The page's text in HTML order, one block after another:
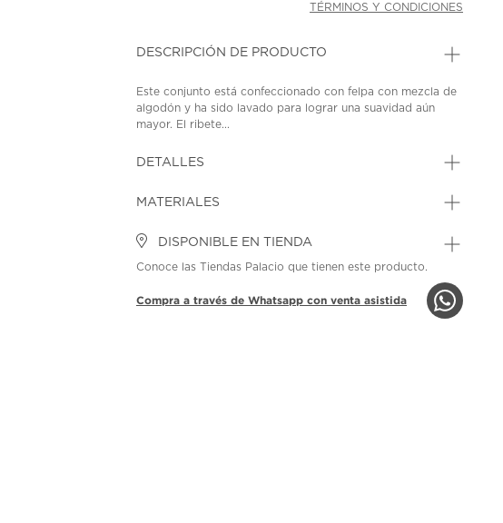
TÉRMINOS Y CONDICIONES
DESCRIPCIÓN DE PRODUCTO
Este conjunto está confeccionado con felpa con mezcla de
algodón y ha sido lavado para lograr una suavidad aún
mayor. El ribete...
DETALLES
MATERIALES
DISPONIBLE EN TIENDA
Conoce las Tiendas Palacio que tienen este producto.
Compra a través de Whatsapp con venta asistida